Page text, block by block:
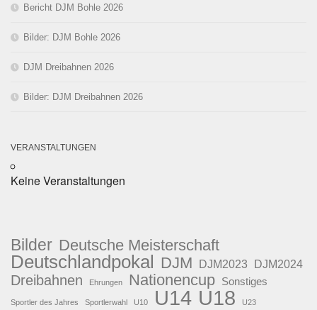
Bericht DJM Bohle 2026
Bilder: DJM Bohle 2026
DJM Dreibahnen 2026
Bilder: DJM Dreibahnen 2026
VERANSTALTUNGEN
Keine Veranstaltungen
Bilder Deutsche Meisterschaft
Deutschlandpokal DJM DJM2023 DJM2024
Dreibahnen Ehrungen Nationencup Sonstiges
Sportler des Jahres Sportlerwahl U10 U14 U18 U23